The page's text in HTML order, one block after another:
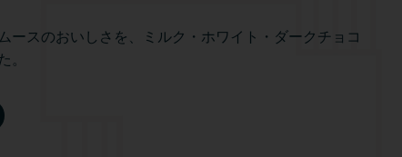
ースのおいしさを、ミルク・ホワイト・ダークチョコ